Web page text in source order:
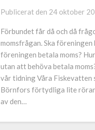
Publicerat den 24 oktober
Förbundet får då och då
momsfrågan. Ska föreningen
föreningen betala moms?
utan att behöva betala
vår tidning Våra Fiskevatten
Börnfors förtydliga lite
av den…